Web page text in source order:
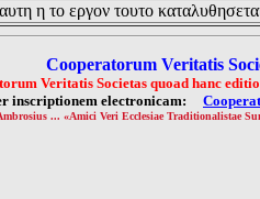
η το εργον τουτο
Cooperatorum Veritatis
Veritatis Societas quoad hanc
inscriptionem electronicam:
... «Amici Veri Ecclesiae Traditionalistae